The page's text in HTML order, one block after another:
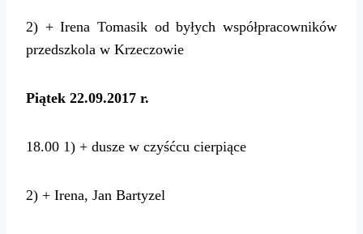
2) + Irena Tomasik od byłych współpracowników
przedszkola w Krzeczowie
Piątek 22.09.2017 r.
18.00 1) + dusze w czyśćcu cierpiące
2) + Irena, Jan Bartyzel